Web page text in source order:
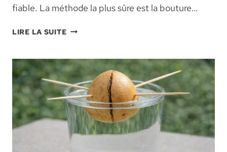
fiable. La méthode la plus sûre est la bouture…
LIRE LA SUITEBOUTURAGE
:
MÉTHODE
SEMI-
AOÛTÉE,
PÉRIODE
ET
PAS-